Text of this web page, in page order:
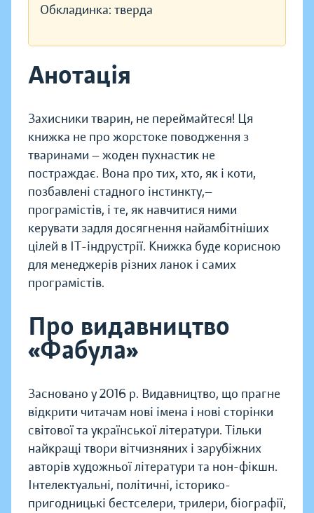
Обкладинка: тверда
Анотація
Захисники тварин, не переймайтеся! Ця
книжка не про жорстоке поводження з
тваринами — жоден пухнастик не
постраждає. Вона про тих, хто, як і коти,
позбавлені стадного інстинкту,—
програмістів, і те, як навчитися ними
керувати задля досягнення найамбітніших
цілей в IT-індрустрії. Книжка буде корисною
для менеджерів різних ланок і самих
програмістів.
Про видавництво
«Фабула»
Засновано у 2016 р. Видавництво, що прагне
відкрити читачам нові імена і нові сторінки
світової та української літератури. Тільки
найкращі твори вітчизняних і зарубіжних
авторів художньої літератури та нон-фікшн.
Інтелектуальні, політичні, історико-
пригодницькі бестселери, трилери, біографії,